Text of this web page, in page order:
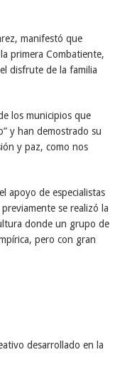
manifestó que
primera Combatiente,
disfrute de la familia
los municipios que
y han demostrado su
y paz, como nos
apoyo de especialistas
se realizó la
donde un grupo de
pero con gran
desarrollado en la